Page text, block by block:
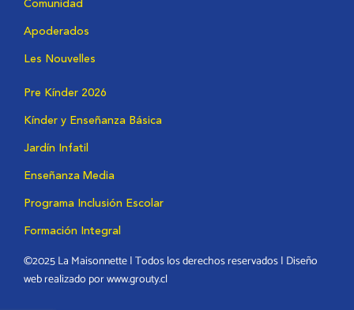
Comunidad
Apoderados
Les Nouvelles
Pre Kínder 2026
Kínder y Enseñanza Básica
Jardín Infatil
Enseñanza Media
Programa Inclusión Escolar
Formación Integral
©2025 La Maisonnette | Todos los derechos reservados | Diseño
web realizado por www.grouty.cl